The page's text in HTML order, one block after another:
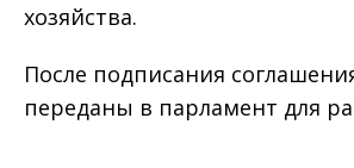
хозяйства.
После подписания
переданы в парламент для